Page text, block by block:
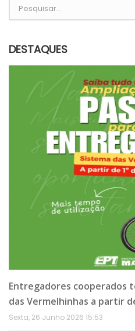
DESTAQUES
Entregadores cooperados
das Vermelhinhas a partir
Sexta, 26 Junho 2026 15:53